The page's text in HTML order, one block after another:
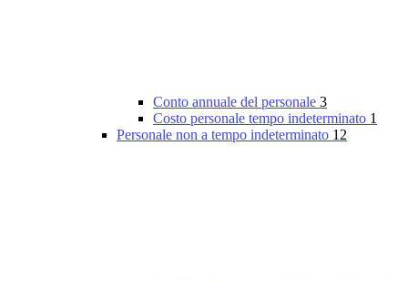
Conto annuale del personale 3
Costo personale tempo indeterminato 1
Personale non a tempo indeterminato 12